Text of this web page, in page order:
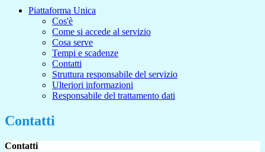
Piattaforma Unica
Cos'è
Come si accede al servizio
Cosa serve
Tempi e scadenze
Contatti
Struttura responsabile del servizio
Ulteriori informazioni
Responsabile del trattamento dati
Contatti
Contatti